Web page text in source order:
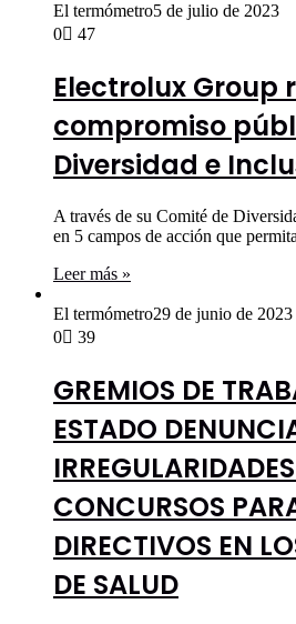
El termómetro5 de julio de 2023
0
47
Electrolux Group
compromiso
Diversidad e
A través de su Comité de
en 5 campos de acción que
Leer más »
El termómetro29 de junio de 2023
0
39
GREMIOS DE
ESTADO
CONCURSOS
DIRECTIVOS EN
DE SALUD